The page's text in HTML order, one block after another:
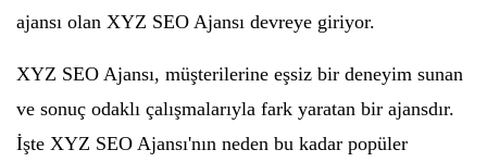
ajansı olan XYZ SEO Ajansı devreye giriyor.
XYZ SEO Ajansı, müşterilerine eşsiz bir deneyim sunan
ve sonuç odaklı çalışmalarıyla fark yaratan bir ajansdır.
İşte XYZ SEO Ajansı'nın neden bu kadar popüler